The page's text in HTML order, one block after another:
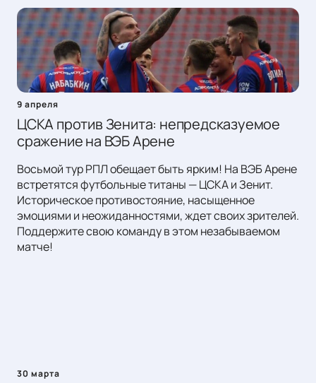
9 апреля
ЦСКА против Зенита: непредсказуемое
сражение на ВЭБ Арене
Восьмой тур РПЛ обещает быть ярким! На ВЭБ Арене
встретятся футбольные титаны — ЦСКА и Зенит.
Историческое противостояние, насыщенное
эмоциями и неожиданностями, ждет своих зрителей.
Поддержите свою команду в этом незабываемом
матче!
30 марта